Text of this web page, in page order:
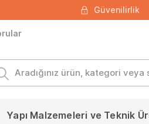
Güvenilirlik
Yapı Malzemeleri ve Teknik